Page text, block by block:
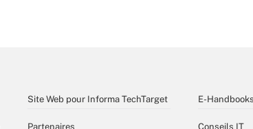
Site Web pour Informa TechTarget
Partenaires
E-
Conseils IT